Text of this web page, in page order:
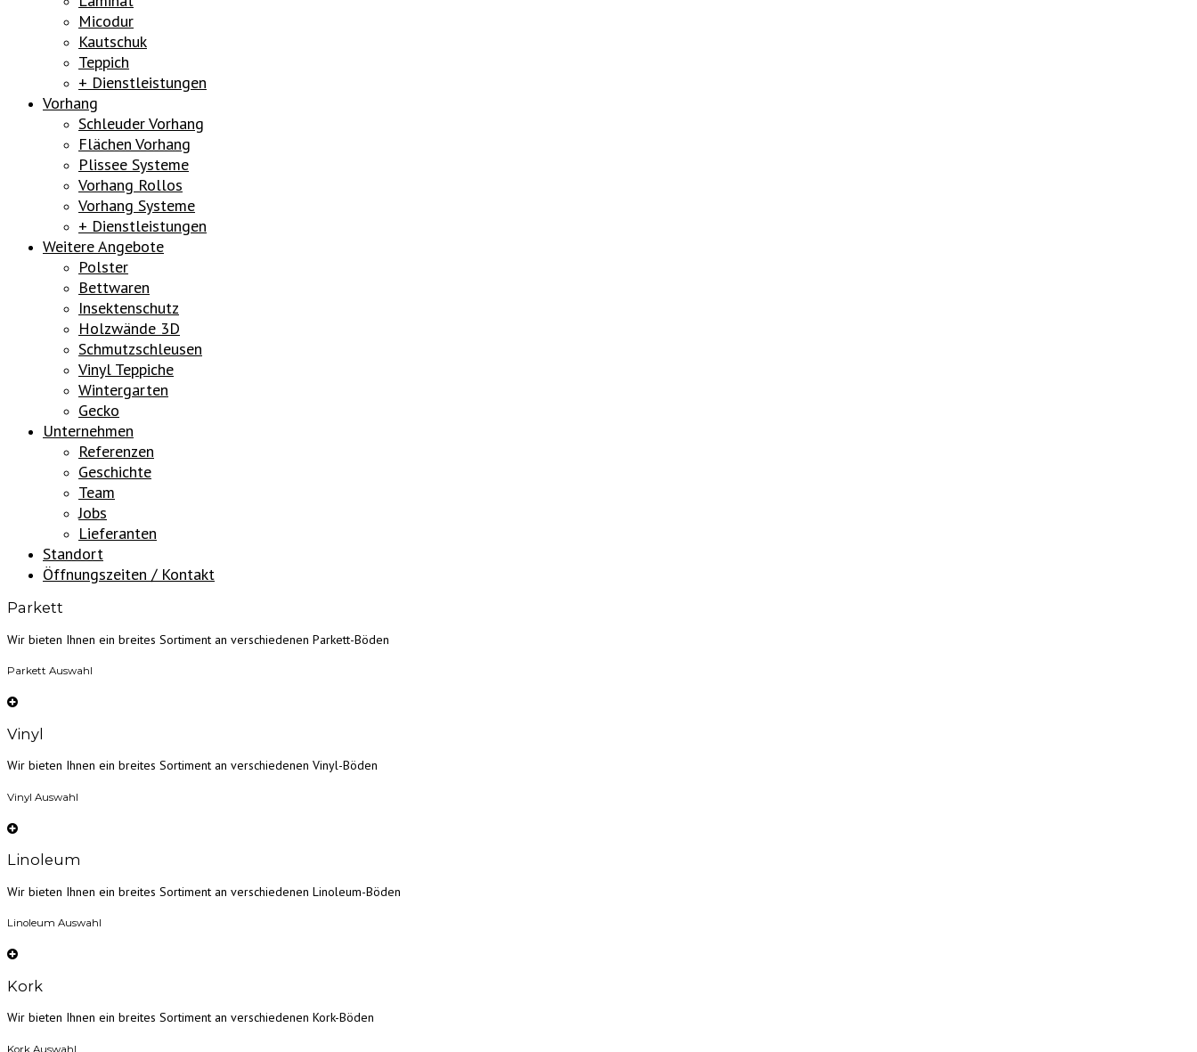
Micodur
Kautschuk
Teppich
+ Dienstleistungen
Vorhang
Schleuder Vorhang
Flächen Vorhang
Plissee Systeme
Vorhang Rollos
Vorhang Systeme
+ Dienstleistungen
Weitere Angebote
Polster
Bettwaren
Insektenschutz
Holzwände 3D
Schmutzschleusen
Vinyl Teppiche
Wintergarten
Gecko
Unternehmen
Referenzen
Geschichte
Team
Jobs
Lieferanten
Standort
Öffnungszeiten / Kontakt
Parkett
Wir bieten Ihnen ein breites Sortiment an verschiedenen Parkett-Böden
Parkett Auswahl
Vinyl
Wir bieten Ihnen ein breites Sortiment an verschiedenen Vinyl-Böden
Vinyl Auswahl
Linoleum
Wir bieten Ihnen ein breites Sortiment an verschiedenen Linoleum-Böden
Linoleum Auswahl
Kork
Wir bieten Ihnen ein breites Sortiment an verschiedenen Kork-Böden
Kork Auswahl